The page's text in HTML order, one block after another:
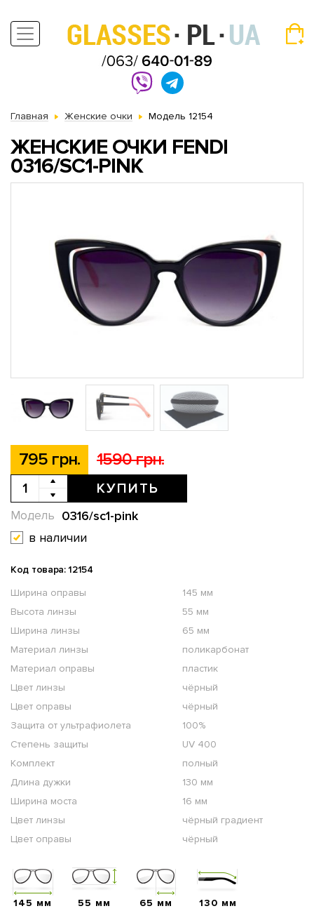
Главная Женские очки Модель 12154
ЖЕНСКИЕ ОЧКИ FENDI
0316/SC1-PINK
795 грн. 1590 грн.
КУПИТЬ
0316/sc1-pink
Модель
в наличии
Код товара: 12154
Ширина оправы
145 мм
Высота линзы
55 мм
Ширина линзы
65 мм
Материал линзы
поликарбонат
Материал оправы
пластик
Цвет линзы
чёрный
Цвет оправы
чёрный
Защита от ультрафиолета
100%
Степень защиты
UV 400
Комплект
полный
Длина дужки
130 мм
Ширина моста
16 мм
Цвет линзы
чёрный градиент
Цвет оправы
чёрный
145 мм 55 мм 65 мм 130 мм